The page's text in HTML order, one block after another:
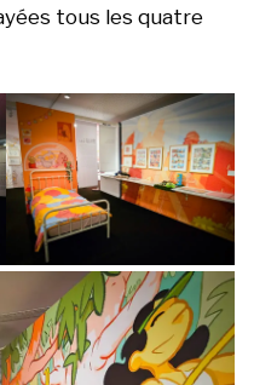
tous les quatre